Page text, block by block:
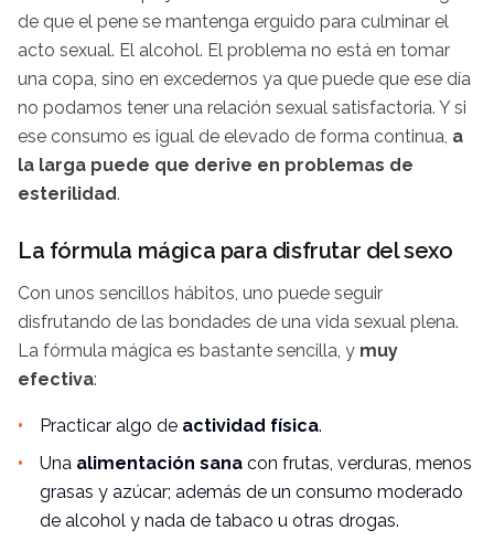
de que el pene se mantenga erguido para culminar el
acto sexual. El alcohol. El problema no está en tomar
una copa, sino en excedernos ya que puede que ese día
no podamos tener una relación sexual satisfactoria. Y si
ese consumo es igual de elevado de forma continua, a
la larga puede que derive en problemas de
esterilidad.
La fórmula mágica para disfrutar del sexo
Con unos sencillos hábitos, uno puede seguir
disfrutando de las bondades de una vida sexual plena.
La fórmula mágica es bastante sencilla, y muy
efectiva:
Practicar algo de actividad física.
Una alimentación sana con frutas, verduras, menos
grasas y azúcar; además de un consumo moderado
de alcohol y nada de tabaco u otras drogas.